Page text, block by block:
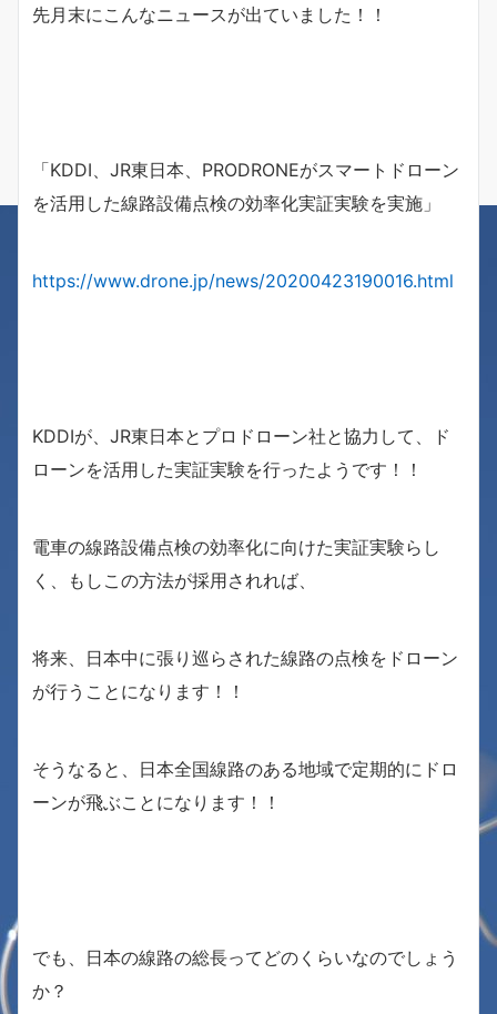
先月末にこんなニュースが出ていました！！
「KDDI、JR東日本、PRODRONEがスマートドローン
を活用した線路設備点検の効率化実証実験を実施」
https://www.drone.jp/news/20200423190016.html
KDDIが、JR東日本とプロドローン社と協力して、ド
ローンを活用した実証実験を行ったようです！！
電車の線路設備点検の効率化に向けた実証実験らし
く、もしこの方法が採用されれば、
将来、日本中に張り巡らされた線路の点検をドローン
が行うことになります！！
そうなると、日本全国線路のある地域で定期的にドロ
ーンが飛ぶことになります！！
でも、日本の線路の総長ってどのくらいなのでしょう
か？